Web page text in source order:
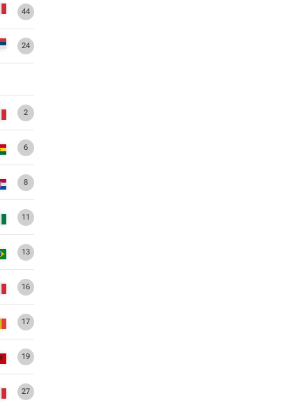
44
24
2
6
8
11
13
16
17
19
27